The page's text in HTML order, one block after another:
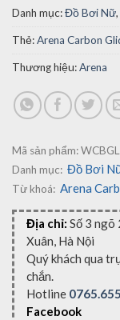
Danh mục:Đồ Bơi Nữ,
Thẻ:Arena Carbon
Thương hiệu:Arena
Mã sản phẩm:
Danh mục: Đồ Bơi
Từ khoá: Arena
Địa chỉ: Số 3 ngõ
Xuân, Hà Nội
Quý khách qua
chắn.
Hotline
Facebook